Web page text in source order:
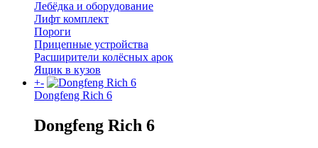
Лебёдка и оборудование
Лифт комплект
Пороги
Прицепные устройства
Расширители колёсных арок
Ящик в кузов
+-
Dongfeng Rich 6
Dongfeng Rich 6